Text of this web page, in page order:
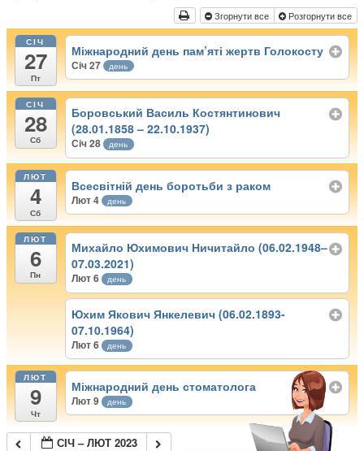
Згорнути все Розгорнути все
СІЧ
27
Пт
Міжнародний день пам’яті жертв Голокосту
Січ 27 день
СІЧ
28
Сб
Боровський Василь Костянтинович
(28.01.1858 – 22.10.1937)
Січ 28 день
ЛЮТ
4
Сб
Всесвітній день боротьби з раком
Лют 4 день
ЛЮТ
6
Пн
Михайло Юхимович Ничитайло (06.02.1948–
07.03.2021)
Лют 6 день
Юхим Якович Янкелевич (06.02.1893-
07.10.1964)
Лют 6 день
ЛЮТ
9
Чт
Міжнародний день стоматолога
Лют 9 день
СІЧ – ЛЮТ 2023